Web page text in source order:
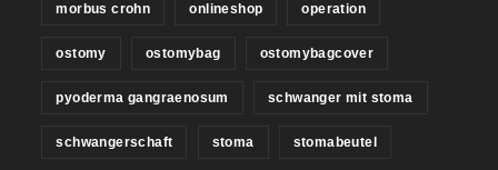
morbus crohn onlineshop operation
ostomy ostomybag ostomybagcover
pyoderma gangraenosum schwanger mit stoma
schwangerschaft stoma stomabeutel